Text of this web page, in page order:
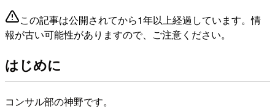
この記事は公開されてから1年以上経過しています。情
報が古い可能性がありますので、ご注意ください。
はじめに
コンサル部の神野です。